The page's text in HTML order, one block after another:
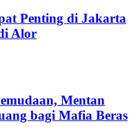
Penting di Jakarta
Alor
Mentan
bagi Mafia Beras